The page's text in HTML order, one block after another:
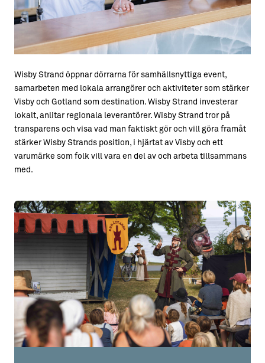
Wisby Strand öppnar dörrarna för samhällsnyttiga event,
samarbeten med lokala arrangörer och aktiviteter som stärker
Visby och Gotland som destination. Wisby Strand investerar
lokalt, anlitar regionala leverantörer. Wisby Strand tror på
transparens och visa vad man faktiskt gör och vill göra framåt
stärker Wisby Strands position, i hjärtat av Visby och ett
varumärke som folk vill vara en del av och arbeta tillsammans
med.